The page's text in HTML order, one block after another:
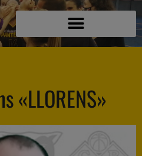
«LLORENS»